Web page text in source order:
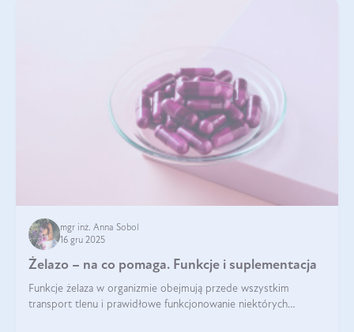
mgr inż. Anna Sobol
16 gru 2025
Żelazo – na co pomaga. Funkcje i suplementacja
Funkcje żelaza w organizmie obejmują przede wszystkim
transport tlenu i prawidłowe funkcjonowanie niektórych